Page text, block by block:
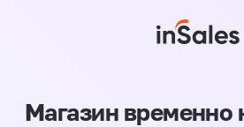
Магазин временно